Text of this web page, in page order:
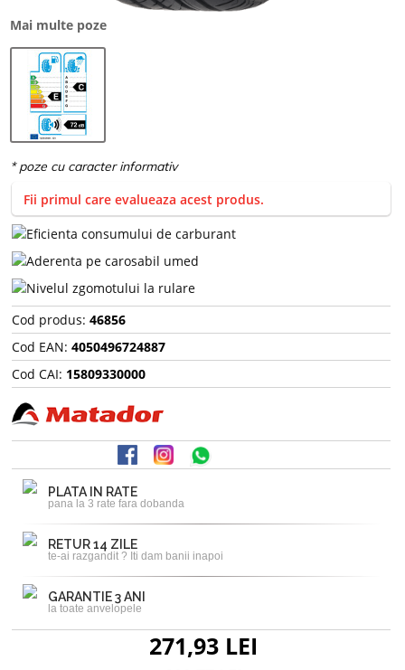
Mai multe poze
Fii primul care evalueaza acest produs.
Cod produs: 46856
Cod EAN: 4050496724887
Cod CAI: 15809330000
PLATA IN RATE
pana la 3 rate fara dobanda
RETUR 14 ZILE
te-ai razgandit ? Iti dam banii inapoi
GARANTIE 3 ANI
la toate anvelopele
271,93 LEI